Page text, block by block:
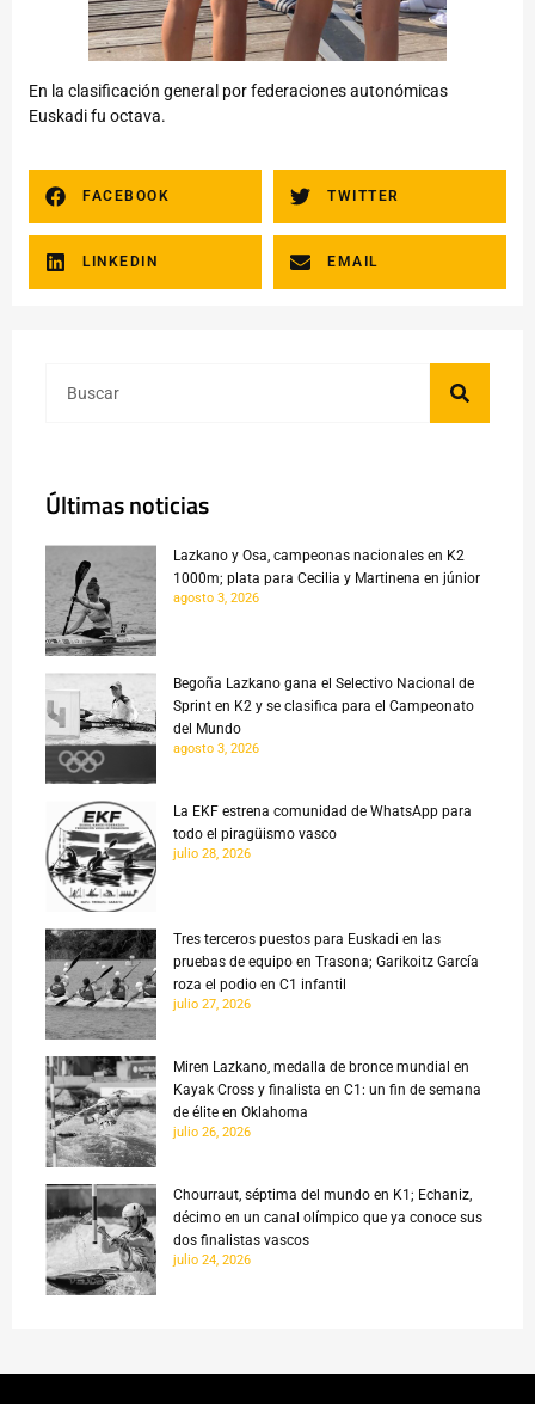
En la clasificación general por federaciones autonómicas
Euskadi fu octava.
FACEBOOK TWITTER
LINKEDIN EMAIL
Últimas noticias
Lazkano y Osa, campeonas nacionales en K2
1000m; plata para Cecilia y Martinena en júnior
agosto 3, 2026
Begoña Lazkano gana el Selectivo Nacional de
Sprint en K2 y se clasifica para el Campeonato
del Mundo
agosto 3, 2026
La EKF estrena comunidad de WhatsApp para
todo el piragüismo vasco
julio 28, 2026
Tres terceros puestos para Euskadi en las
pruebas de equipo en Trasona; Garikoitz García
roza el podio en C1 infantil
julio 27, 2026
Miren Lazkano, medalla de bronce mundial en
Kayak Cross y finalista en C1: un fin de semana
de élite en Oklahoma
julio 26, 2026
Chourraut, séptima del mundo en K1; Echaniz,
décimo en un canal olímpico que ya conoce sus
dos finalistas vascos
julio 24, 2026